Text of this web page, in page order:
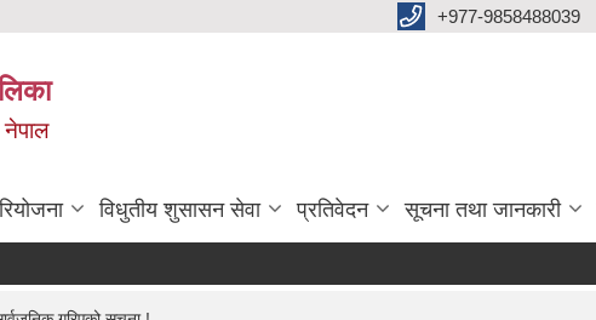
‌+977-9858488039
विधुतीय शुसासन सेवा प्रतिवेदन सूचना तथा जानकारी